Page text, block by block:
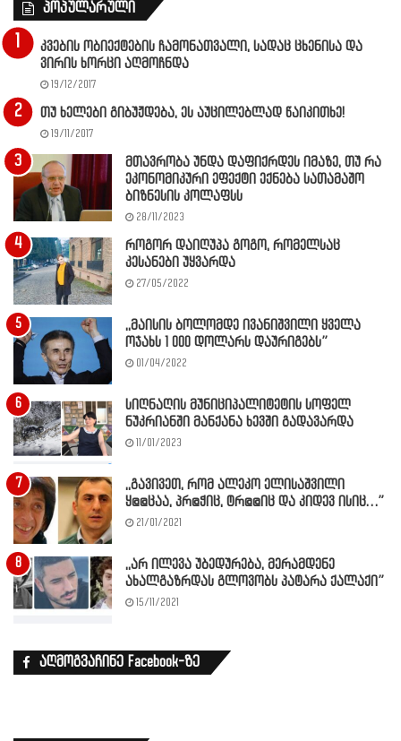
პოპულარული
კვების ობიექტების ჩამონათვალი, სადაც ცხენისა და
ვირის ხორცი აღმოჩნდა
19/12/2017
თუ ხელები გიბუჟდება, ეს აუცილებლად წაიკითხე!
19/11/2017
მთავრობა უნდა დაფიქრდეს იმაზე, თუ რა
ეკონომიკური ეფექტი ექნება სათამაშო
ბიზნესის კოლაფსს
28/11/2023
როგორ დაიღუპა გოგო, რომელსაც
კესანები უყვარდა
27/05/2022
,,მაისის ბოლომდე ივანიშვილი ყველა
ოჯახს 1 000 დოლარს დაურიგებს”
01/04/2022
სიღნაღის მუნიციპალიტეტის სოფელ
ნუკრიანში მანქანა ხევში გადავარდა
11/01/2023
,,გავივეთ, რომ ალეკო ელისაშვილი
ყ@@ცაა, პრ@ჭიც, ტრ@@იც და კიდევ ისიც…”
21/01/2021
,,არ ილევა უბედურება, მერამდენე
ახალგაზრდას გლოვობს პატარა ქალაქი”
15/11/2021
აღმოგვაჩინე Facebook-ზე